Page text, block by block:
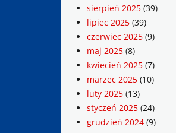
sierpień 2025 (39)
lipiec 2025 (39)
czerwiec 2025 (9)
maj 2025 (8)
kwiecień 2025 (7)
marzec 2025 (10)
luty 2025 (13)
styczeń 2025 (24)
grudzień 2024 (9)